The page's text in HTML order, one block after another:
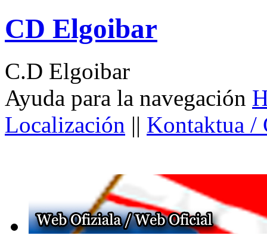
CD Elgoibar
C.D Elgoibar
Ayuda para la navegación
Localización || Kontaktua /